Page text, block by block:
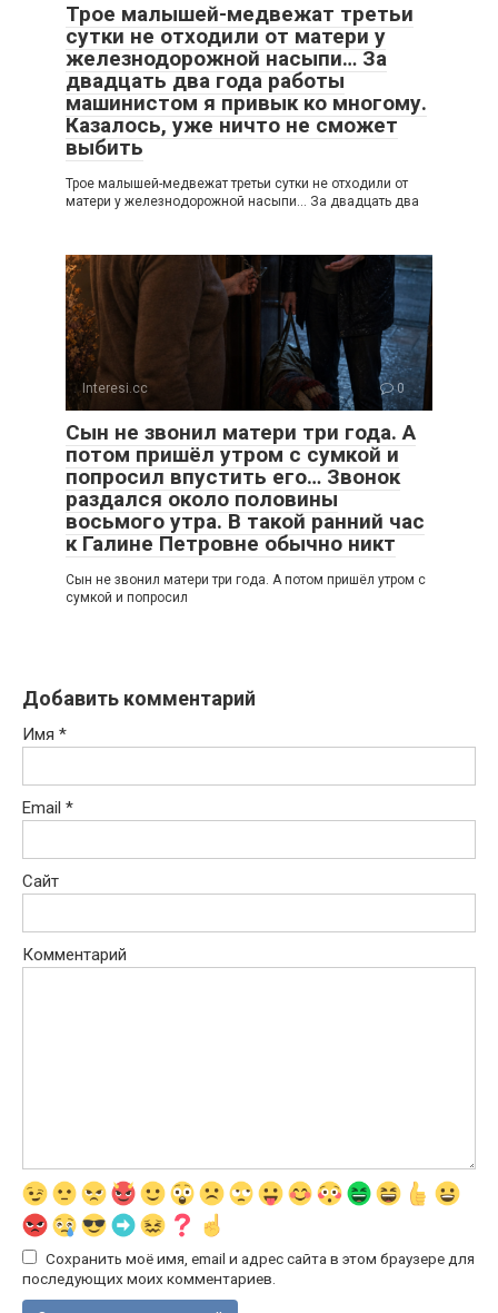
Трое малышей-медвежат третьи
сутки не отходили от матери у
железнодорожной насыпи… За
двадцать два года работы
машинистом я привык ко многому.
Казалось, уже ничто не сможет
выбить
Трое малышей-медвежат третьи сутки не отходили от
матери у железнодорожной насыпи… За двадцать два
Interesi.cc 0
Сын не звонил матери три года. А
потом пришёл утром с сумкой и
попросил впустить его… Звонок
раздался около половины
восьмого утра. В такой ранний час
к Галине Петровне обычно никт
Сын не звонил матери три года. А потом пришёл утром с
сумкой и попросил
Добавить комментарий
Имя *
Email *
Сайт
Комментарий
Сохранить моё имя, email и адрес сайта в этом браузере для
последующих моих комментариев.